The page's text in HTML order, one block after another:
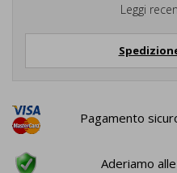
Leggi
Pagamento
Aderiamo